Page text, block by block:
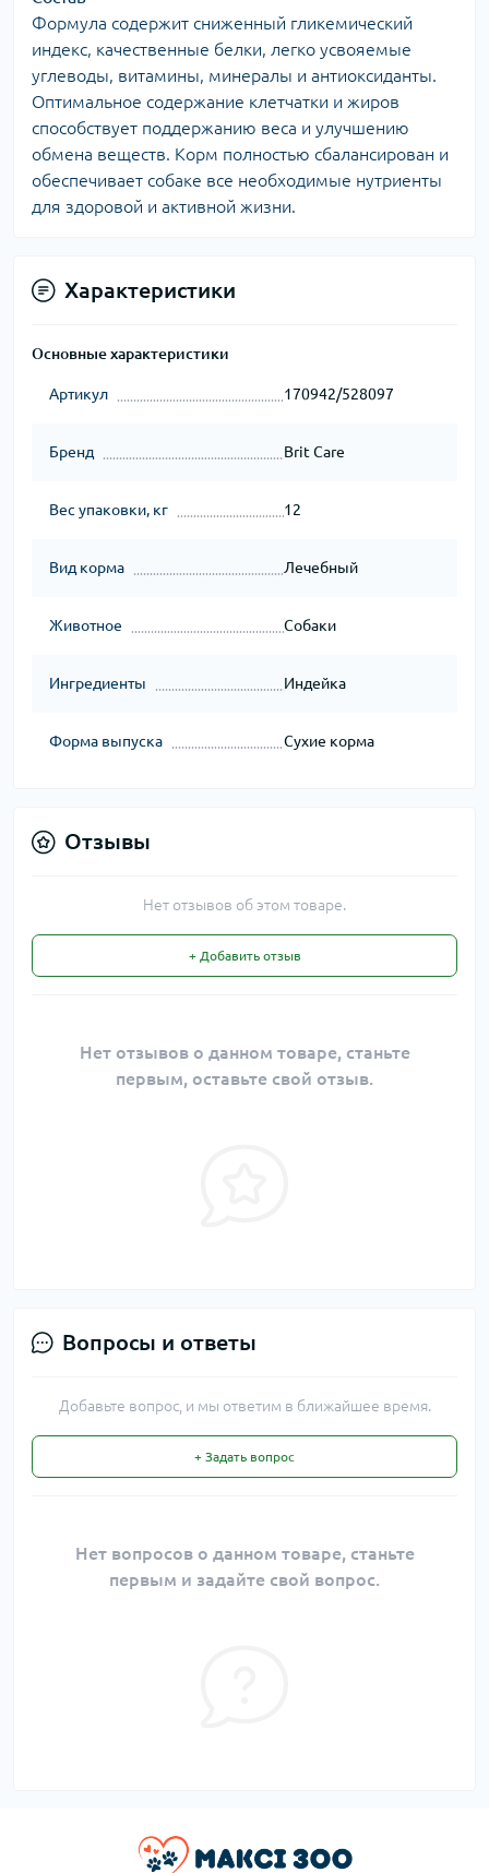
Формула содержит сниженный гликемический
индекс, качественные белки, легко усвояемые
углеводы, витамины, минералы и антиоксиданты.
Оптимальное содержание клетчатки и жиров
способствует поддержанию веса и улучшению
обмена веществ. Корм полностью сбалансирован и
обеспечивает собаке все необходимые нутриенты
для здоровой и активной жизни.
Характеристики
Основные характеристики
Артикул 170942/528097
Бренд Brit Care
Вес упаковки, кг 12
Вид корма Лечебный
Животное Собаки
Ингредиенты Индейка
Форма выпуска Сухие корма
Отзывы
Нет отзывов об этом товаре.
+ Добавить отзыв
Нет отзывов о данном товаре, станьте
первым, оставьте свой отзыв.
Вопросы и ответы
Добавьте вопрос, и мы ответим в ближайшее время.
+ Задать вопрос
Нет вопросов о данном товаре, станьте
первым и задайте свой вопрос.